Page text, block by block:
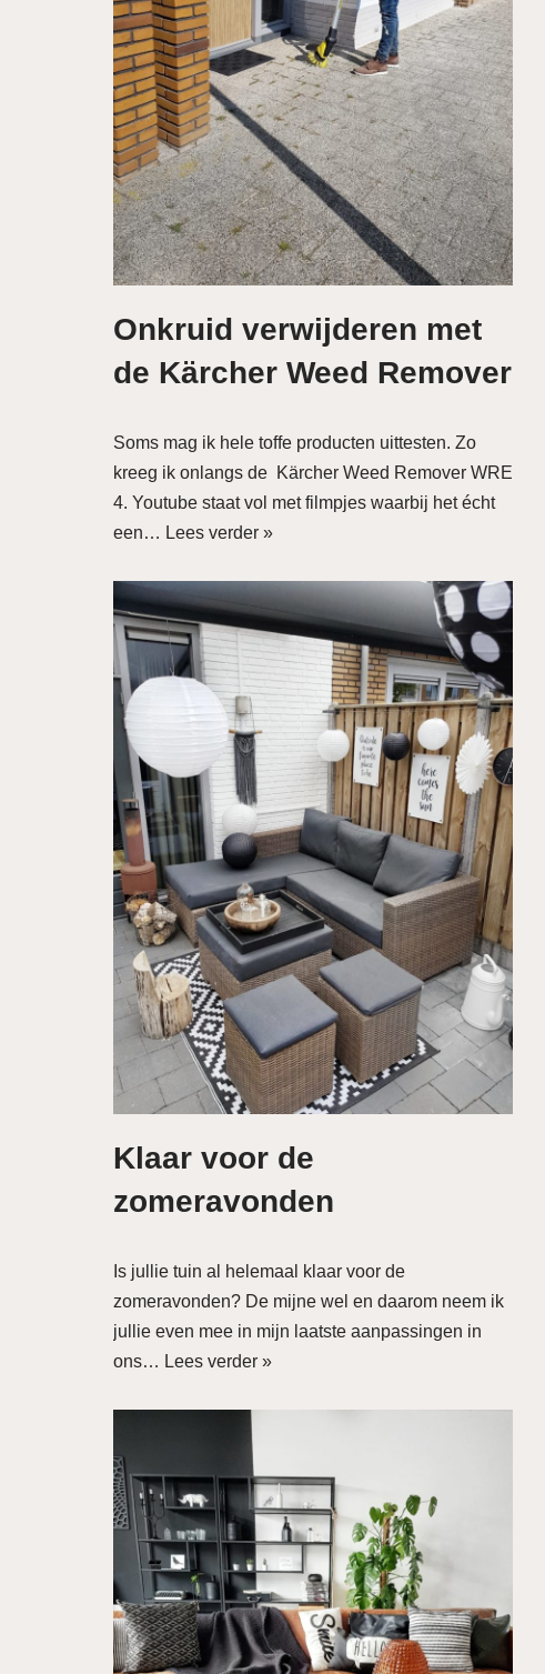
Onkruid verwijderen met
de Kärcher Weed Remover
Soms mag ik hele toffe producten uittesten. Zo
kreeg ik onlangs de Kärcher Weed Remover WRE
4. Youtube staat vol met filmpjes waarbij het écht
een… Lees verder »
Klaar voor de
zomeravonden
Is jullie tuin al helemaal klaar voor de
zomeravonden? De mijne wel en daarom neem ik
jullie even mee in mijn laatste aanpassingen in
ons… Lees verder »